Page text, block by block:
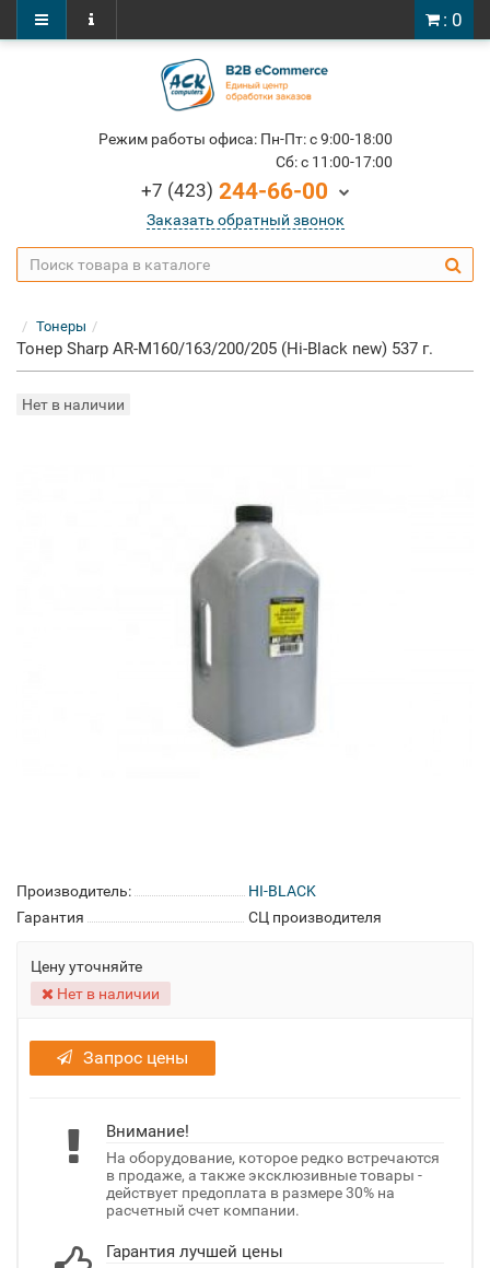
: 0
Режим работы офиса: Пн-Пт: c 9:00-18:00
Cб: c 11:00-17:00
+7 (423) 244-66-00
Заказать обратный звонок
Тонеры
Тонер Sharp AR-M160/163/200/205 (Hi-Black new) 537 г.
Нет в наличии
Производитель:
HI-BLACK
Гарантия
СЦ производителя
Цену уточняйте
Нет в наличии
Запрос цены
Внимание!
На оборудование, которое редко встречаются
в продаже, а также эксклюзивные товары -
действует предоплата в размере 30% на
расчетный счет компании.
Гарантия лучшей цены